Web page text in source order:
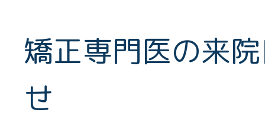
矯正専門医の来
せ